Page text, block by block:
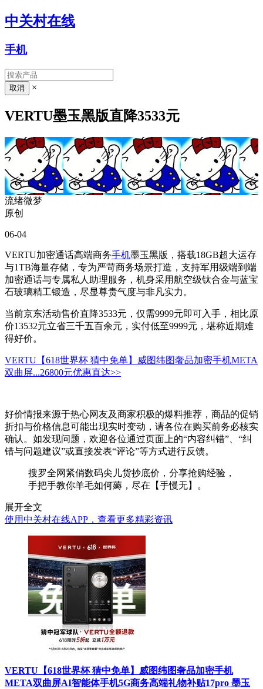
中关村在线
手机
×
VERTU墨玉黑版直降3533元
流绪微梦
原创
06-04
VERTU加密通话高端商务手机墨玉黑版，搭载18GB超大运存
与1TB海量存储，专为严苛商务场景打造，支持军用级端到端
加密通话与专属私人助理服务，机身采用航空级钛合金与蓝宝
石玻璃精工锻造，尽显尊贵气度与非凡实力。
当前京东活动售价直降3533元，仅需9999元即可入手，相比原
价13532元立省三千五百余元，实付低至9999元，堪称近期难
得好价。
VERTU【618世界杯 猜中免单】威图纬图奢品加密手机META
双曲屏...26800元优惠直达>>
好价情报来源于热心网友及商家积极的爆料推荐，商品的促销
折扣与价格信息可能出现实时变动，请各位在购买前务必核实
确认。如发现问题，欢迎各位通过页面上的“内容纠错”、“纠
错与问题建议”或直接发表“评论”等方式进行反馈。
搜罗全网紧俏数码尖儿货抄底价，分享抢购经验，
手把手教你羊毛如何薅，尽在【手慢无】。
展开全文
使用中关村在线APP，查看更多精彩资讯
VERTU【618世界杯 猜中免单】威图纬图奢品加密手机
META双曲屏AI智能体手机5G商务高端礼物补贴17pro 墨玉